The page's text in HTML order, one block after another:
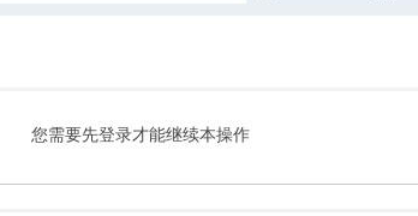
您需要先登录才能继续本操作